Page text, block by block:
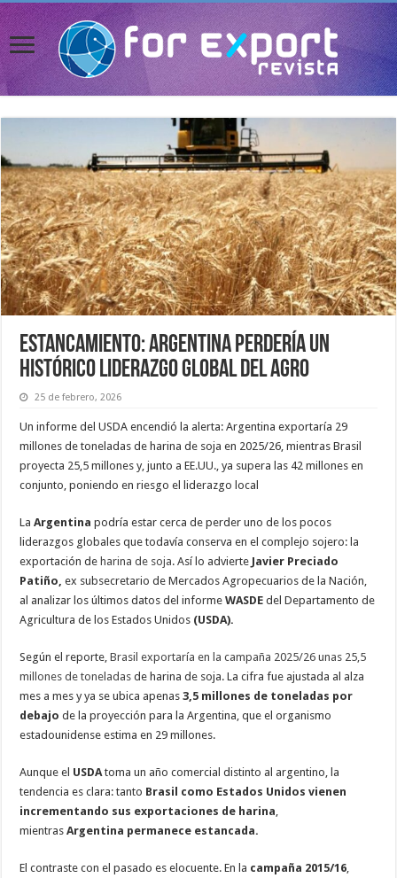
Estancamiento: Argentina perdería un
histórico liderazgo global del agro
25 de febrero, 2026
Un informe del USDA encendió la alerta: Argentina exportaría 29
millones de toneladas de harina de soja en 2025/26, mientras Brasil
proyecta 25,5 millones y, junto a EE.UU., ya supera las 42 millones en
conjunto, poniendo en riesgo el liderazgo local
LaArgentina podría estar cerca de perder uno de los pocos
liderazgos globales que todavía conserva en el complejo sojero: la
exportación de harina de soja. Así lo advierte Javier Preciado
Patiño, ex subsecretario de Mercados Agropecuarios de la Nación,
al analizar los últimos datos del informeWASDEdel Departamento de
Agricultura de los Estados Unidos (USDA).
Según el reporte,Brasil exportaría en la campaña 2025/26 unas 25,5
millones de toneladas de harina de soja. La cifra fue ajustada al alza
mes a mes y ya se ubica apenas3,5 millones de toneladas por
debajo de la proyección para la Argentina, que el organismo
estadounidense estima en 29 millones.
Aunque el USDA toma un año comercial distinto al argentino, la
tendencia es clara: tanto Brasil como Estados Unidos vienen
incrementando sus exportaciones de harina
mientrasArgentina permanece estancada.
El contraste con el pasado es elocuente. En la campaña 2015/16